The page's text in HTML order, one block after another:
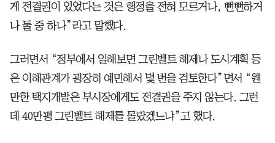
게 전결권이 있었다는 것은 행정을 전혀 모르거나, 뻔뻔하거
나 둘 중 하나”라고 말했다.
그러면서 “정부에서 일해보면 그린벨트 해제나 도시계획 등
은 이해관계가 굉장히 예민해서 몇 번을 검토한다”면서 “웬
만한 택지개발은 부시장에게도 전결권을 주지 않는다. 그런
데 40만평 그린벨트 해제를 몰랐겠느냐”고 했다.